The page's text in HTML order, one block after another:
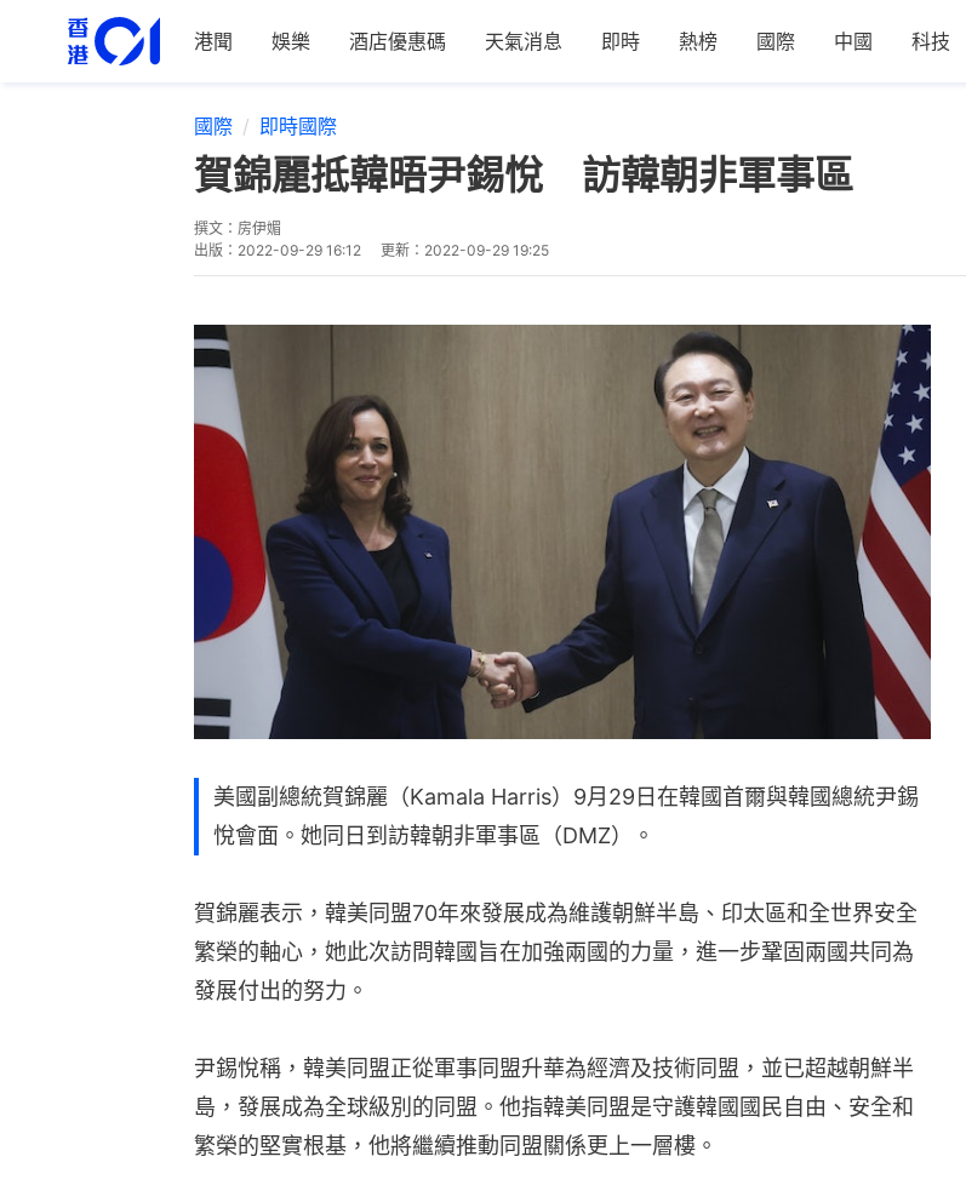
港聞 娛樂 酒店優惠碼 天氣消息 即時 熱榜 國際 中國 科技
國際 即時國際
賀錦麗抵韓晤尹錫悅 訪韓朝非軍事區
撰文： 房伊媚
出版： 2022-09-29 16:12 更新： 2022-09-29 19:25
美國副總統賀錦麗（Kamala Harris）9月29日在韓國首爾與韓國總統尹錫
悅會面。她同日到訪韓朝非軍事區（DMZ）。
賀錦麗表示，韓美同盟70年來發展成為維護朝鮮半島、印太區和全世界安全
繁榮的軸心，她此次訪問韓國旨在加強兩國的力量，進一步鞏固兩國共同為
發展付出的努力。
尹錫悅稱，韓美同盟正從軍事同盟升華為經濟及技術同盟，並已超越朝鮮半
島，發展成為全球級別的同盟。他指韓美同盟是守護韓國國民自由、安全和
繁榮的堅實根基，他將繼續推動同盟關係更上一層樓。